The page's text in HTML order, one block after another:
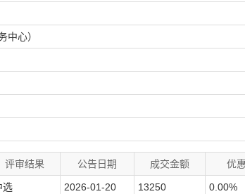
中心）
评审结果 公告日期 成交金额 优
选 2026-01-20 13250 0.00%